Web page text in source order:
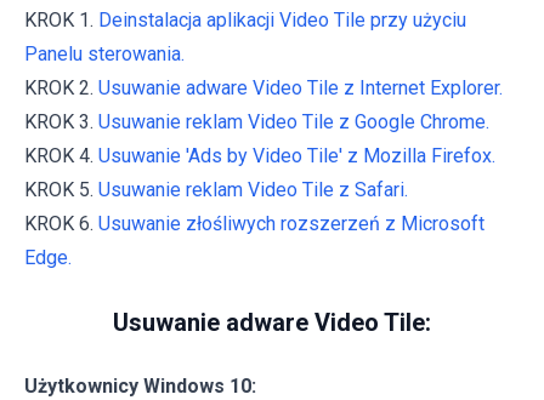
KROK 1. Deinstalacja aplikacji Video Tile przy użyciu
Panelu sterowania.
KROK 2. Usuwanie adware Video Tile z Internet Explorer.
KROK 3. Usuwanie reklam Video Tile z Google Chrome.
KROK 4. Usuwanie 'Ads by Video Tile' z Mozilla Firefox.
KROK 5. Usuwanie reklam Video Tile z Safari.
KROK 6. Usuwanie złośliwych rozszerzeń z Microsoft
Edge.
Usuwanie adware Video Tile:
Użytkownicy Windows 10: